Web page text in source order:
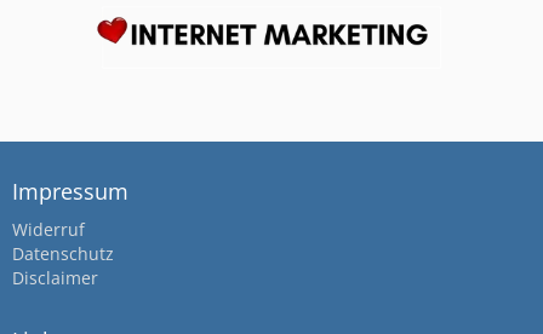
Impressum
Widerruf
Datenschutz
Disclaimer